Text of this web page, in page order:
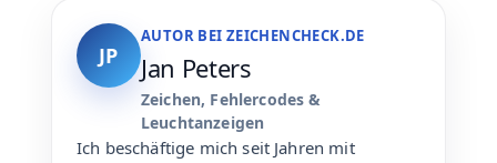
JP
AUTOR BEI ZEICHENCHECK.DE
Jan Peters
Zeichen, Fehlercodes &
Leuchtanzeigen
Ich beschäftige mich seit Jahren mit